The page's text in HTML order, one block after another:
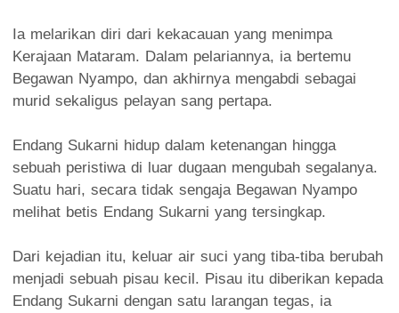
Ia melarikan diri dari kekacauan yang menimpa
Kerajaan Mataram. Dalam pelariannya, ia bertemu
Begawan Nyampo, dan akhirnya mengabdi sebagai
murid sekaligus pelayan sang pertapa.
Endang Sukarni hidup dalam ketenangan hingga
sebuah peristiwa di luar dugaan mengubah segalanya.
Suatu hari, secara tidak sengaja Begawan Nyampo
melihat betis Endang Sukarni yang tersingkap.
Dari kejadian itu, keluar air suci yang tiba-tiba berubah
menjadi sebuah pisau kecil. Pisau itu diberikan kepada
Endang Sukarni dengan satu larangan tegas, ia